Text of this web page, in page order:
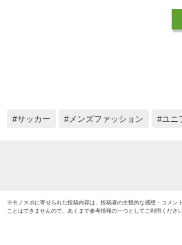
サッカー メンズファッション ユニ
※モノスポに寄せられた投稿内容は、投稿者の主観的な感想・コメン
ことはできませんので、あくまで参考情報の一つとしてご利用ください